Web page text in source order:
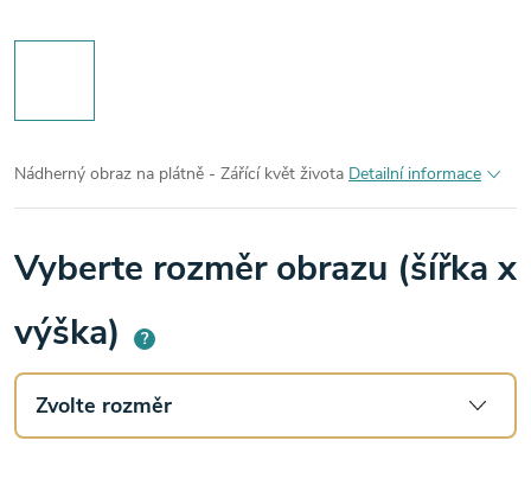
Nádherný obraz na plátně - Zářící květ života Detailní informace
Vyberte rozměr obrazu (šířka x
výška)
?